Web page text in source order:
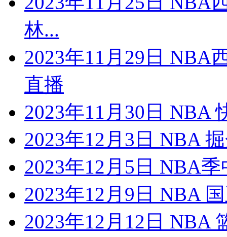
林...
2023年11月29日 NBA
直播
2023年11月30日 NBA
2023年12月3日 NBA
2023年12月5日 NBA
2023年12月9日 NBA
2023年12月12日 NBA